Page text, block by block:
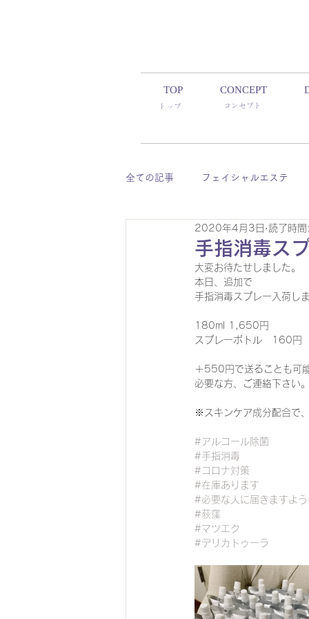
TOP CONCEPT
​トップ コンセプト
全ての記事 フェイシャルエステ
デリカトゥーラ ボリュームラ
手指消毒ス
2020年4月3日 読了時
大変お待たせしました。
本日、追加で
手指消毒スプレー入荷し
180ml 1,650円
スプレーボトル　160円
＋550円で送ることも可
必要な方、ご連絡下さい
※スキンケア成分配合で
#アルコール除菌
#手指消毒
#コロナ対策
#在庫あります
#必要な人に届きますよう
#荻窪
#マツエク
#デリカトゥーラ